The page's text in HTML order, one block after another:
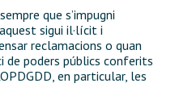
que s’impugni
sigui il·lícit i
reclamacions o quan
de poders públics conferits
en particular, les